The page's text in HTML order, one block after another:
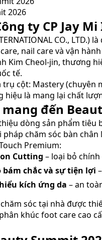
2026
ty CP Jay
CO.,
nail care và vận
Kim Cheol-jin, thương
tế.
cột: Mastery
hiệu là mang lại chất
đến
dòng sản phẩm
chăm sóc bàn
Premium:
Cutting – loại bỏ
chắc và sự tiện lợi
kích ứng da – an
sóc tại nhà được
khúc foot care cao